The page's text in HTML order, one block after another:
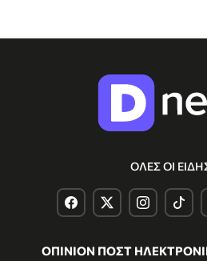
ΟΛΕΣ ΟΙ
ΟΠΙΝΙΟΝ ΠΟΣΤ